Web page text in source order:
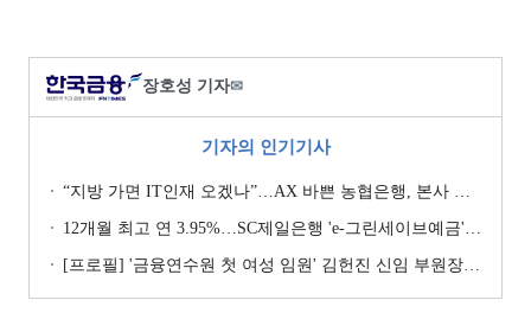
장호성 기자✉
기자의 인기기사
“지방 가면 IT인재 오겠나”…AX 바쁜 농협은행, 본사 이전설에 ‘긴장’ [막 오른 금융권 하투(夏鬪)]
12개월 최고 연 3.95%…SC제일은행 'e-그린세이브예금' [이주의 은행 예금금리-8월 1주]
[프로필] '금융연수원 첫 여성 임원' 김헌진 신임 부원장···교육·디지털·기획 '올라운더'